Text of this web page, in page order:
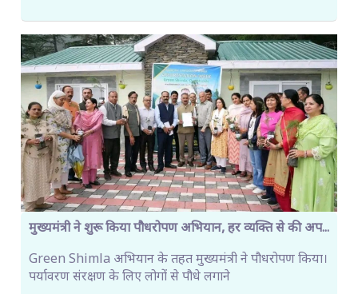
मुख्यमंत्री ने शुरू किया पौधरोपण अभियान, हर व्यक्ति से की अप...
Green Shimla अभियान के तहत मुख्यमंत्री ने पौधरोपण किया।
पर्यावरण संरक्षण के लिए लोगों से पौधे लगाने